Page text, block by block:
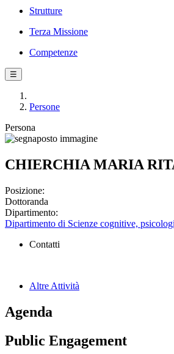
Strutture
Terza Missione
Competenze
☰
Persone
Persona
CHIERCHIA MARIA
Posizione:
Dottoranda
Dipartimento:
Dipartimento di Scienze cognitive,
Contatti
Altre Attività
Agenda
Public Engagement